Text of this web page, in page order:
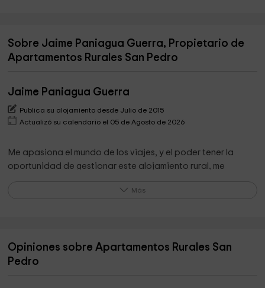
Sobre Jaime Paniagua Guerra, Propietario de
Apartamentos Rurales San Pedro
Jaime Paniagua Guerra
Publica su alojamiento desde Julio de 2015
Actualizó su calendario el 05 de Agosto de 2026
Me apasiona el mundo de los viajes, y el poder tener la
oportunidad de gestionar este alojamiento rural, me
Somos unos apartamentos rurales que combina una
Más
Opiniones sobre Apartamentos Rurales San
Pedro